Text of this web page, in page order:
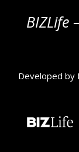
BIZLife
Developed by